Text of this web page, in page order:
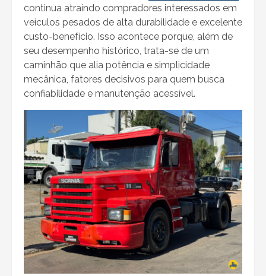
continua atraindo compradores interessados em
veículos pesados de alta durabilidade e excelente
custo-benefício. Isso acontece porque, além de
seu desempenho histórico, trata-se de um
caminhão que alia potência e simplicidade
mecânica, fatores decisivos para quem busca
confiabilidade e manutenção acessível.